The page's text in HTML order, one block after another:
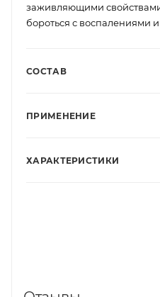
заживляющими
бороться с воспалениями
СОСТАВ
ПРИМЕНЕНИЕ
ХАРАКТЕРИСТИКИ